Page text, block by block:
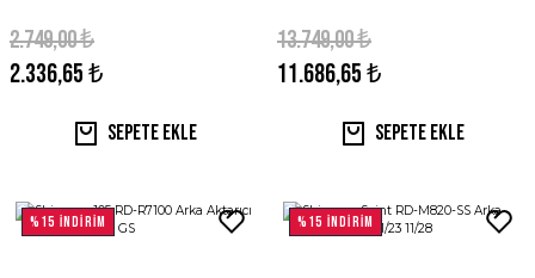
2.336,65 ₺
2.749,00 ₺
Sepete Ekle
11.686,65 ₺
13.749,00 ₺
Sepete Ekle
%15 İNDİRİM %15 İNDİRİM